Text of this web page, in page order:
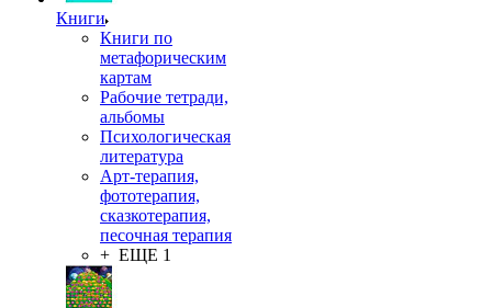
Книги
Книги по
метафорическим
картам
Рабочие тетради,
альбомы
Психологическая
литература
Арт-терапия,
фототерапия,
сказкотерапия,
песочная терапия
+ ЕЩЕ 1